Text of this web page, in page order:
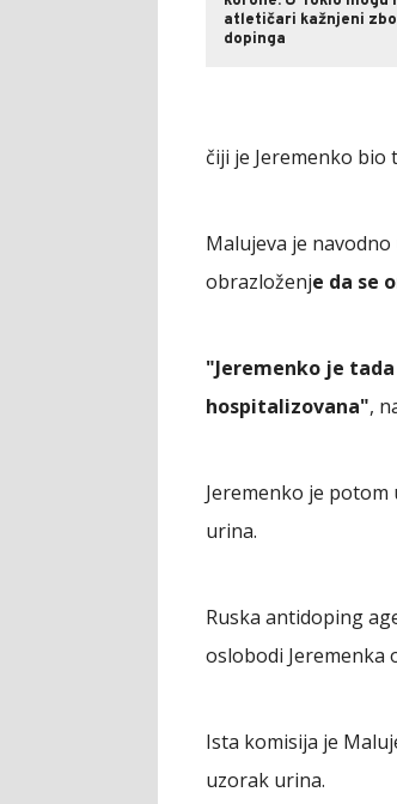
atletičari kažnjeni
dopinga
čiji je Jeremenko bio
Malujeva je
obrazloženje da se
"Jeremenko je
hospitalizovana",
Jeremenko je
urina.
Ruska antidoping
oslobodi Jeremenka
Ista komisija je
uzorak urina.